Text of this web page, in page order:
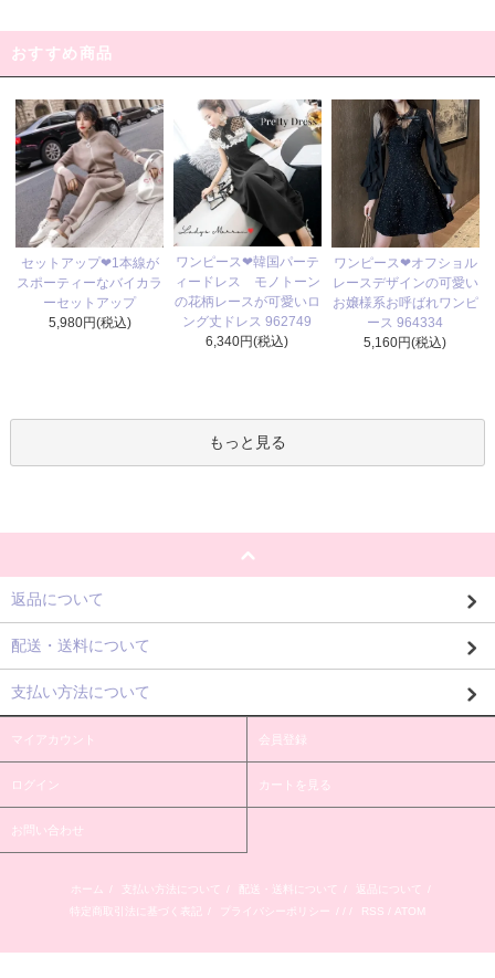
おすすめ商品
セットアップ❤1本線が
スポーティーなバイカラ
ーセットアップ
5,980円(税込)
ワンピース❤韓国パーテ
ィードレス モノトーン
の花柄レースが可愛いロ
ング丈ドレス 962749
6,340円(税込)
ワンピース❤オフショル
レースデザインの可愛い
お嬢様系お呼ばれワンピ
ース 964334
5,160円(税込)
もっと見る
返品について
配送・送料について
支払い方法について
マイアカウント 会員登録
ログイン カートを見る
お問い合わせ
ホーム / 支払い方法について / 配送・送料について / 返品について
/
特定商取引法に基づく表記
/ プライバシーポリシー / / / RSS / ATOM